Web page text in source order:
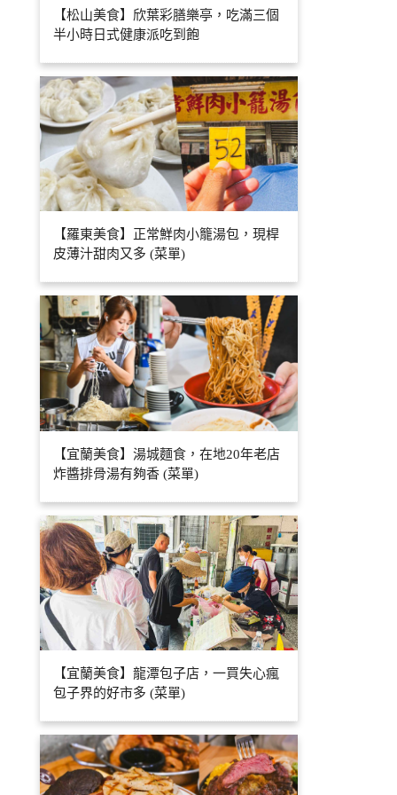
【松山美食】欣葉彩膳樂亭，吃滿三個
半小時日式健康派吃到飽
【羅東美食】正常鮮肉小籠湯包，現桿
皮薄汁甜肉又多 (菜單)
【宜蘭美食】湯城麵食，在地20年老店
炸醬排骨湯有夠香 (菜單)
【宜蘭美食】龍潭包子店，一買失心瘋
包子界的好市多 (菜單)